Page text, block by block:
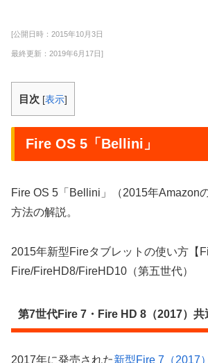
[公開日時：2015年10月3日
最終更新：2019年6月17日]
目次 [表示]
Fire OS 5「Bellini」
Fire OS 5「Bellini」（2015年Amazon
方法の解説。
2015年新型Fireタブレットの使い方【
Fire/FireHD8/FireHD10（第五世代）
第7世代Fire 7・Fire HD 8（2017）共
2017年に発売された新型Fire 7（2017